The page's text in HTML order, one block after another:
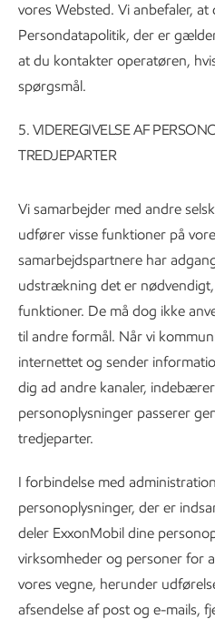
vores Websted. Vi anbefaler,
Persondatapolitik, der er
at du kontakter operatøren,
spørgsmål.
5. VIDEREGIVELSE AF
TREDJEPARTER
Vi samarbejder med andre
udfører visse funktioner på
samarbejdspartnere har
udstrækning det er
funktioner. De må dog ikke
til andre formål. Når vi
internettet og sender
dig ad andre kanaler,
personoplysninger passerer
tredjeparter.
I forbindelse med
personoplysninger, der er
deler ExxonMobil dine
virksomheder og personer for
vores vegne, herunder
afsendelse af post og e-mails,